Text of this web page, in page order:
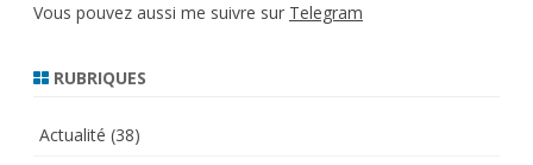
Vous pouvez aussi me suivre sur Telegram
RUBRIQUES
Actualité (38)